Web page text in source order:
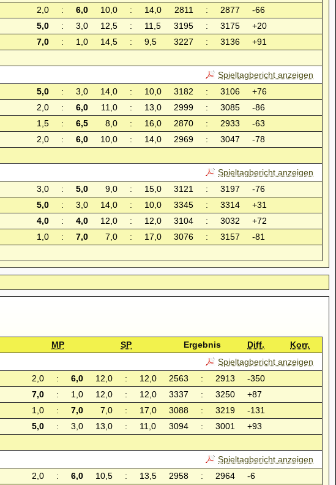
2,0 : 6,0 10,0 : 14,0 2811 : 2877
-66
5,0 : 3,0 12,5 : 11,5 3195 : 3175
+20
7,0 : 1,0 14,5 : 9,5 3227 : 3136
+91
Spieltagbericht anzeigen
5,0 : 3,0 14,0 : 10,0 3182 : 3106
+76
2,0 : 6,0 11,0 : 13,0 2999 : 3085
-86
1,5 : 6,5 8,0 : 16,0 2870 : 2933
-63
2,0 : 6,0 10,0 : 14,0 2969 : 3047
-78
Spieltagbericht anzeigen
3,0 : 5,0 9,0 : 15,0 3121 : 3197
-76
5,0 : 3,0 14,0 : 10,0 3345 : 3314
+31
4,0 : 4,0 12,0 : 12,0 3104 : 3032
+72
1,0 : 7,0 7,0 : 17,0 3076 : 3157
-81
MP SP Ergebnis Diff.
Korr.
Spieltagbericht anzeigen
2,0 : 6,0 12,0 : 12,0 2563 : 2913
-350
7,0 : 1,0 12,0 : 12,0 3337 : 3250
+87
1,0 : 7,0 7,0 : 17,0 3088 : 3219
-131
5,0 : 3,0 13,0 : 11,0 3094 : 3001
+93
Spieltagbericht anzeigen
2,0 : 6,0 10,5 : 13,5 2958 : 2964
-6